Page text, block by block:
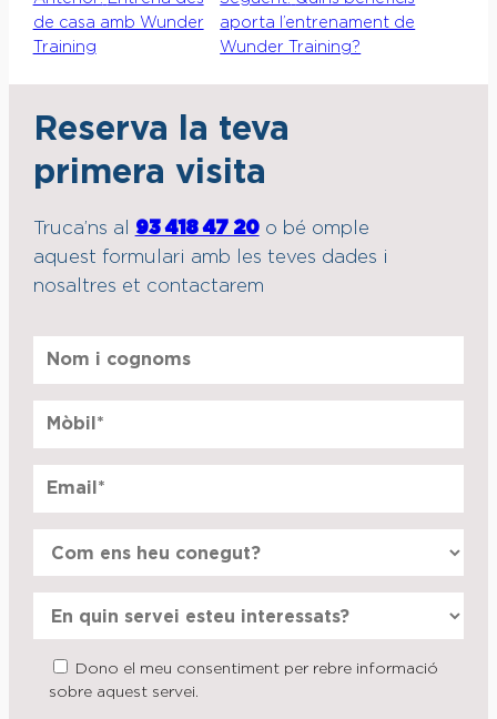
de casa amb Wunder
Training
aporta l’entrenament de
Wunder Training?
Reserva la teva
primera visita
Truca’ns al 93 418 47 20o bé omple
aquest formulari amb les teves dades i
nosaltres et contactarem
Dono el meu consentiment per rebre informació
sobre aquest servei.